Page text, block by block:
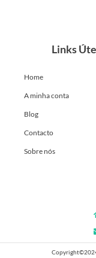
Links
Home
A minha conta
Blog
Contacto
Sobre nós